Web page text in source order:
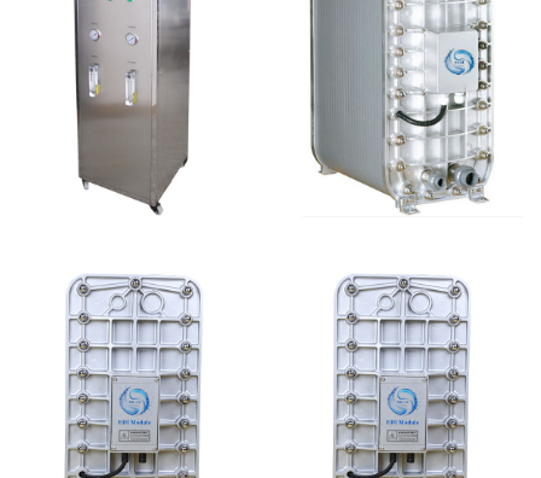
坎普尔EDI膜堆维修 MK-TC200 EDI模块
全封闭EDI超纯水处理设
备
麦克尼斯EDI模块维修